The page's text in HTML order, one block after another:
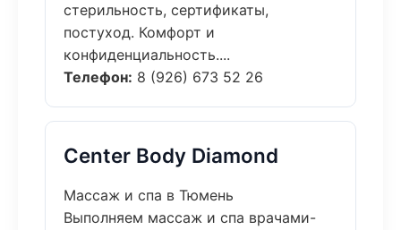
стерильность, сертификаты,
постуход. Комфорт и
конфиденциальность....
Телефон: 8 (926) 673 52 26
Center Body Diamond
Массаж и спа в Тюмень
Выполняем массаж и спа врачами-